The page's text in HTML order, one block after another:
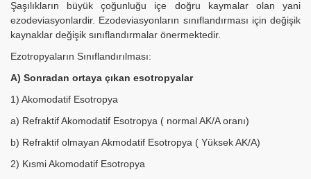
Şaşılıkların büyük çoğunluğu içe doğru kaymalar olan yani
ezodeviasyonlardir. Ezodeviasyonların sınıflandırması için değişik
kaynaklar değişik sınıflandırmalar önermektedir.
Ezotropyaların Sınıflandırılması:
A) Sonradan ortaya çıkan esotropyalar
1) Akomodatif Esotropya
a) Refraktif Akomodatif Esotropya ( normal AK/A oranı)
b) Refraktif olmayan Akmodatif Esotropya ( Yüksek AK/A)
2) Kısmi Akomodatif Esotropya